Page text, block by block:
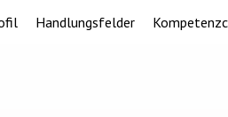
Handlungsfelder